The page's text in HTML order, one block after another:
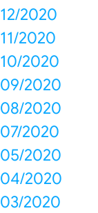
12/2020
11/2020
10/2020
09/2020
08/2020
07/2020
05/2020
04/2020
03/2020